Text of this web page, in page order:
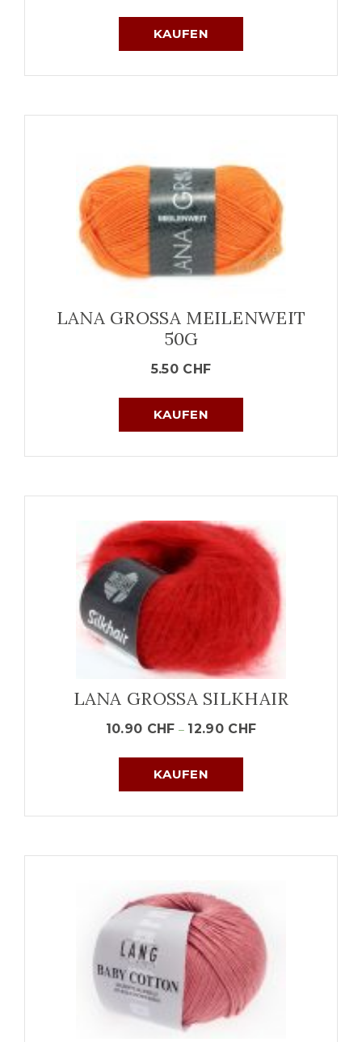
KAUFEN
LANA GROSSA MEILENWEIT
50G
5.50 CHF
KAUFEN
LANA GROSSA SILKHAIR
10.90 CHF – 12.90 CHF
KAUFEN